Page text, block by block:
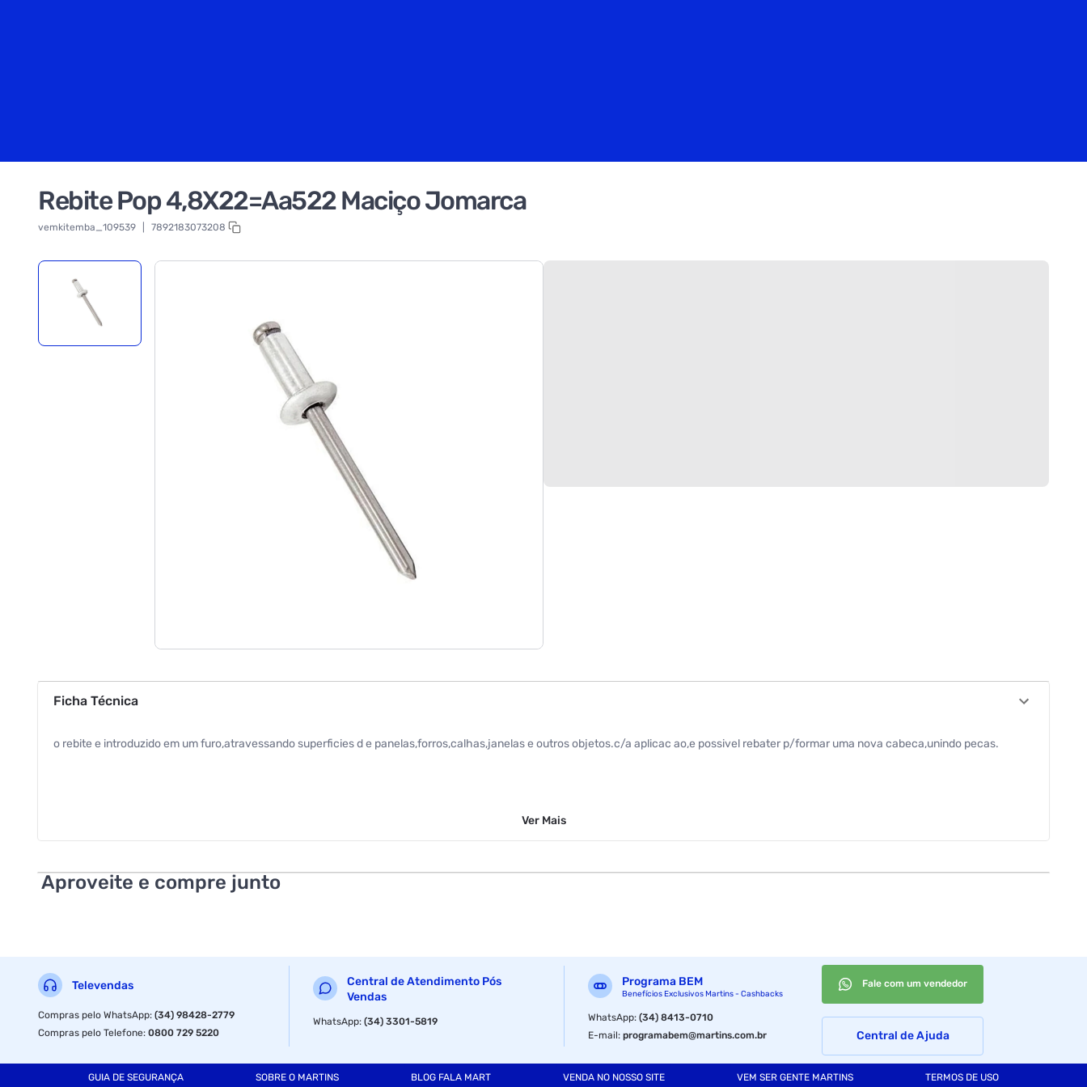
Rebite Pop 4,8X22=Aa522 Maciço Jomarca
vemkitemba_109539 7892183073208
Ficha Técnica
o rebite e introduzido em um furo,atravessando superficies d e panelas,forros,calhas,janelas e outros objetos.c/a aplicac ao,e possivel rebater p/formar uma nova cabeca,unindo pecas.
Ver Mais
Aproveite e compre junto
Televendas
Compras pelo WhatsApp:(34) 98428-2779
Compras pelo Telefone:0800 729 5220
Central de Atendimento Pós
Vendas
WhatsApp:(34) 3301-5819
Programa BEM
Benefícios Exclusivos Martins - Cashbacks
WhatsApp:(34) 8413-0710
E-mail:programabem@martins.com.br
Fale com um vendedor
Central de Ajuda
GUIA DE SEGURANÇA SOBRE O MARTINS BLOG FALA MART VENDA NO NOSSO SITE VEM SER GENTE MARTINS TERMOS DE USO